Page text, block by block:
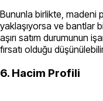
Bununla birlikte, madeni
yaklaşıyorsa ve bantlar
aşırı satım durumunun
fırsatı olduğu
6. Hacim Profili